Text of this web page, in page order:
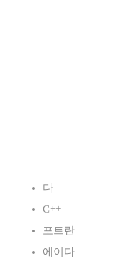
다
C++
포트란
에이다